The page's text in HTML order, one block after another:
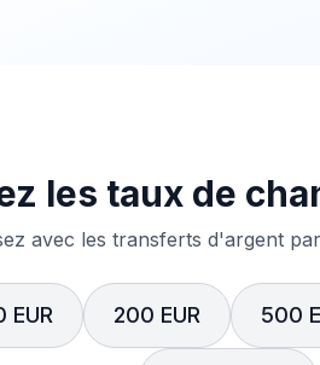
les taux de
avec les transferts d'argent
EUR 200 EUR 500